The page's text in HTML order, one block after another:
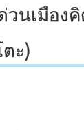
วนเมือง
ะ)